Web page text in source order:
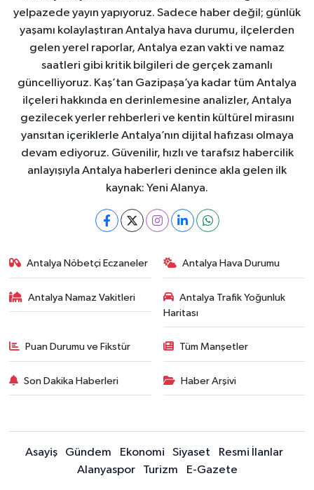
yelpazede yayın yapıyoruz. Sadece haber değil; günlük
yaşamı kolaylaştıran Antalya hava durumu, ilçelerden
gelen yerel raporlar, Antalya ezan vakti ve namaz
saatleri gibi kritik bilgileri de gerçek zamanlı
güncelliyoruz. Kaş’tan Gazipaşa’ya kadar tüm Antalya
ilçeleri hakkında en derinlemesine analizler, Antalya
gezilecek yerler rehberleri ve kentin kültürel mirasını
yansıtan içeriklerle Antalya’nın dijital hafızası olmaya
devam ediyoruz. Güvenilir, hızlı ve tarafsız habercilik
anlayışıyla Antalya haberleri denince akla gelen ilk
kaynak: Yeni Alanya.
Antalya Nöbetçi Eczaneler Antalya Hava Durumu
Antalya Namaz Vakitleri
Antalya Trafik Yoğunluk
Haritası
Puan Durumu ve Fikstür Tüm Manşetler
Son Dakika Haberleri Haber Arşivi
Asayiş Gündem Ekonomi Siyaset
Resmi İlanlar
Alanyaspor
Turizm E-Gazete